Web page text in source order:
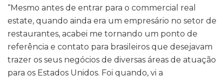
“Mesmo antes de entrar para o commercial real
estate, quando ainda era um empresário no setor de
restaurantes, acabei me tornando um ponto de
referência e contato para brasileiros que desejavam
trazer os seus negócios de diversas áreas de atuação
para os Estados Unidos. Foi quando, vi a